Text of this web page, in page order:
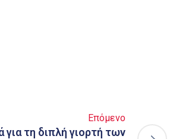
Επόμενο
τη διπλή γιορτή των